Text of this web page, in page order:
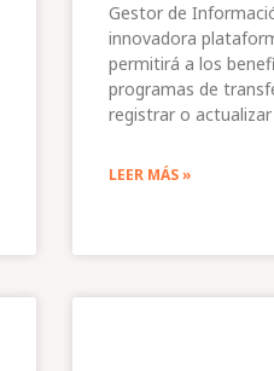
Gestor de
innovadora
permitirá a los
programas de
registrar o
LEER MÁS »